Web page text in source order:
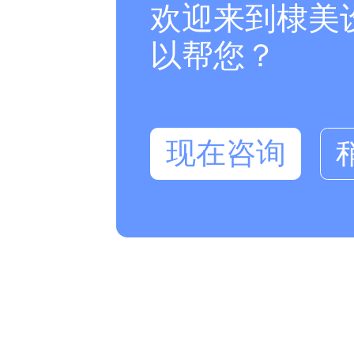
欢迎来到棣美
以帮您？
现在咨询